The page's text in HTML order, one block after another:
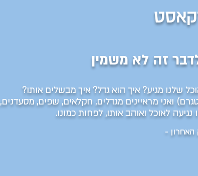
זה לא משמין
שלנו מגיע? איך הוא גדל? איך מבשלים אותו?
) ואני מראיינים מגדלים, חקלאים, שפים, מסעדנים,
לאוכל ואוהב אותו, לפחות כמונו.
האחרון -